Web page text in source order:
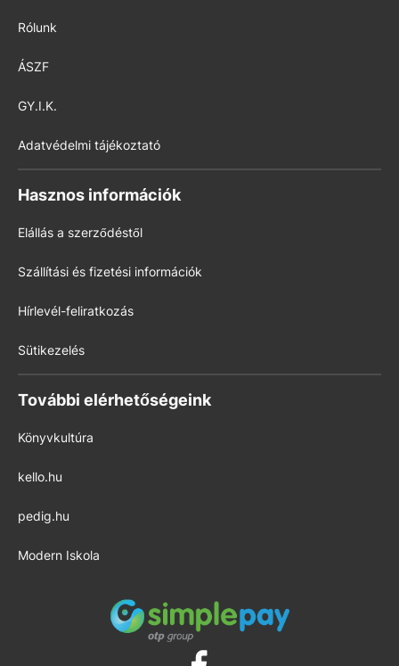
Rólunk
ÁSZF
GY.I.K.
Adatvédelmi tájékoztató
Hasznos információk
Elállás a szerződéstől
Szállítási és fizetési információk
Hírlevél-feliratkozás
Sütikezelés
További elérhetőségeink
Könyvkultúra
kello.hu
pedig.hu
Modern Iskola